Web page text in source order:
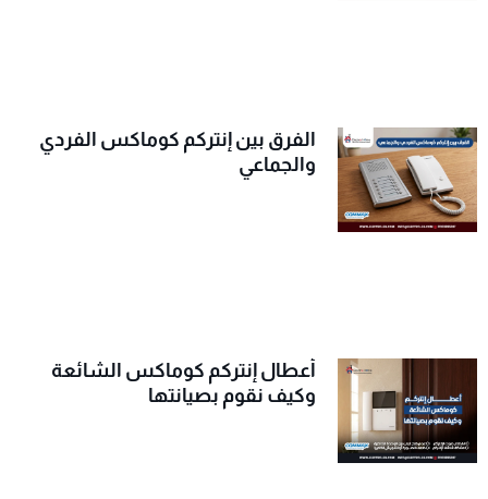
الفرق بين إنتركم كوماكس الفردي
والجماعي
أعطال إنتركم كوماكس الشائعة
وكيف نقوم بصيانتها